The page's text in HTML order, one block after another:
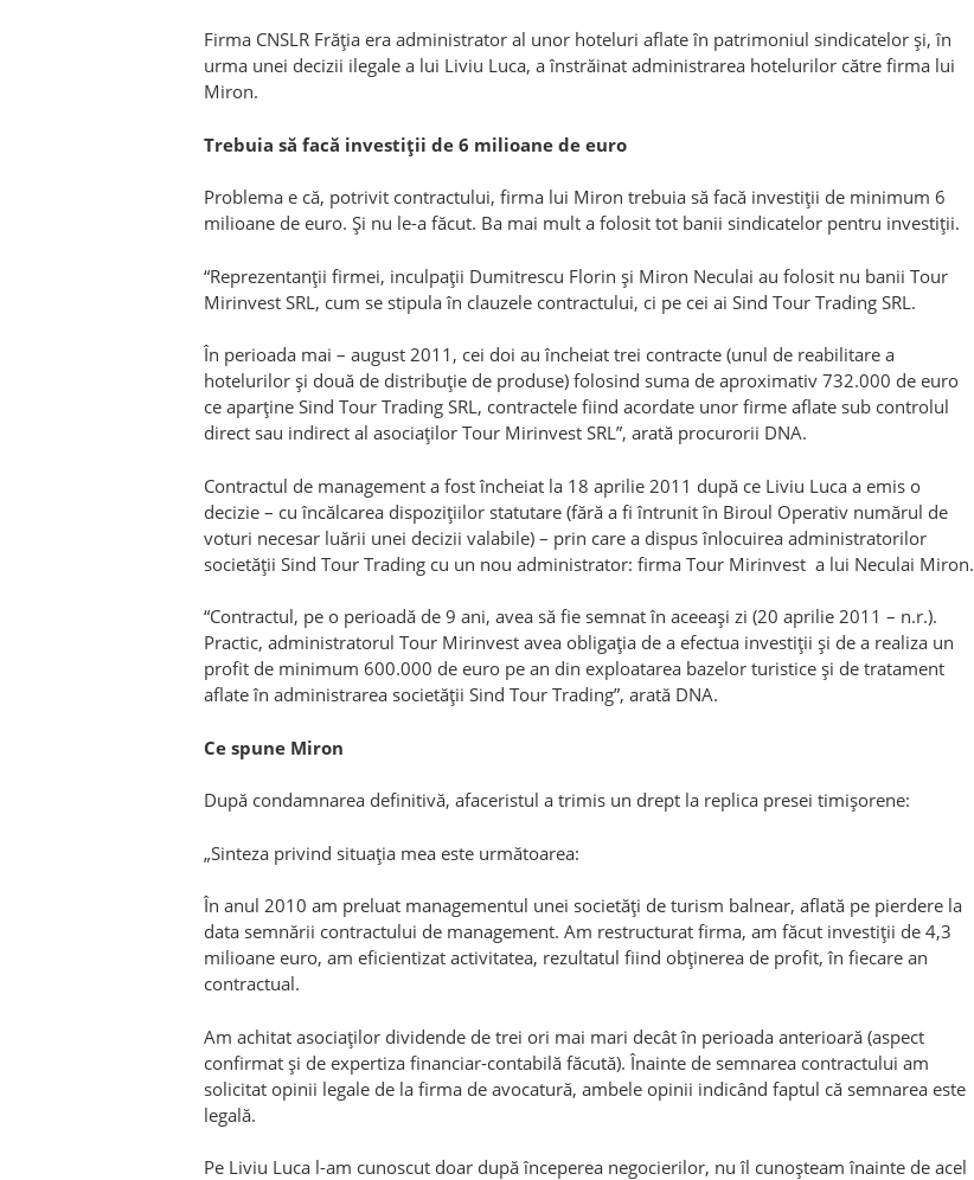
Firma CNSLR Frăţia era administrator al unor hoteluri aflate în patrimoniul sindicatelor şi, în
urma unei decizii ilegale a lui Liviu Luca, a înstrăinat administrarea hotelurilor către firma lui
Miron.
Trebuia să facă investiţii de 6 milioane de euro
Problema e că, potrivit contractului, firma lui Miron trebuia să facă investiții de minimum 6
milioane de euro. Şi nu le-a făcut. Ba mai mult a folosit tot banii sindicatelor pentru investiţii.
“Reprezentanţii firmei, inculpaţii Dumitrescu Florin şi Miron Neculai au folosit nu banii Tour
Mirinvest SRL, cum se stipula în clauzele contractului, ci pe cei ai Sind Tour Trading SRL.
În perioada mai – august 2011, cei doi au încheiat trei contracte (unul de reabilitare a
hotelurilor şi două de distribuţie de produse) folosind suma de aproximativ 732.000 de euro
ce aparţine Sind Tour Trading SRL, contractele fiind acordate unor firme aflate sub controlul
direct sau indirect al asociaţilor Tour Mirinvest SRL”, arată procurorii DNA.
Contractul de management a fost încheiat la 18 aprilie 2011 după ce Liviu Luca a emis o
decizie – cu încălcarea dispoziţiilor statutare (fără a fi întrunit în Biroul Operativ numărul de
voturi necesar luării unei decizii valabile) – prin care a dispus înlocuirea administratorilor
societăţii Sind Tour Trading cu un nou administrator: firma Tour Mirinvest a lui Neculai Miron.
“Contractul, pe o perioadă de 9 ani, avea să fie semnat în aceeaşi zi (20 aprilie 2011 – n.r.).
Practic, administratorul Tour Mirinvest avea obligaţia de a efectua investiţii şi de a realiza un
profit de minimum 600.000 de euro pe an din exploatarea bazelor turistice şi de tratament
aflate în administrarea societăţii Sind Tour Trading”, arată DNA.
Ce spune Miron
După condamnarea definitivă, afaceristul a trimis un drept la replica presei timişorene:
„Sinteza privind situaţia mea este următoarea:
În anul 2010 am preluat managementul unei societăți de turism balnear, aflată pe pierdere la
data semnării contractului de management. Am restructurat firma, am făcut investiţii de 4,3
milioane euro, am eficientizat activitatea, rezultatul fiind obţinerea de profit, în fiecare an
contractual.
Am achitat asociaţilor dividende de trei ori mai mari decât în perioada anterioară (aspect
confirmat şi de expertiza financiar-contabilă făcută). Înainte de semnarea contractului am
solicitat opinii legale de la firma de avocatură, ambele opinii indicând faptul că semnarea este
legală.
Pe Liviu Luca l-am cunoscut doar după începerea negocierilor, nu îl cunoşteam înainte de acel